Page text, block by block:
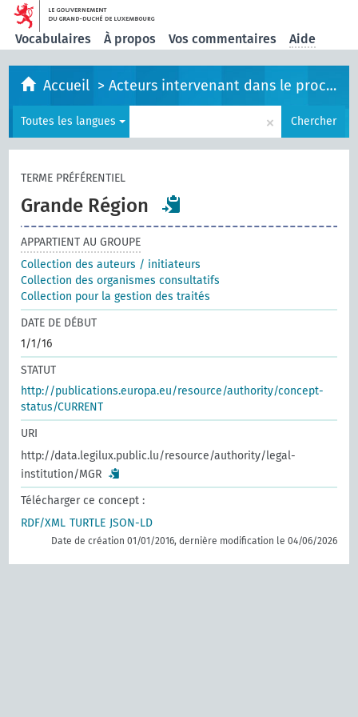
Vocabulaires À propos Vos commentaires Aide
Accueil >Acteurs intervenant dans le processus législatif
Toutes les langues × Chercher
TERME PRÉFÉRENTIEL
Grande Région
APPARTIENT AU GROUPE
Collection des auteurs / initiateurs
Collection des organismes consultatifs
Collection pour la gestion des traités
DATE DE DÉBUT
1/1/16
STATUT
http://publications.europa.eu/resource/authority/concept-
status/CURRENT
URI
http://data.legilux.public.lu/resource/authority/legal-
institution/MGR
Télécharger ce concept :
RDF/XML TURTLE JSON-LD
Date de création 01/01/2016, dernière modification le 04/06/2026